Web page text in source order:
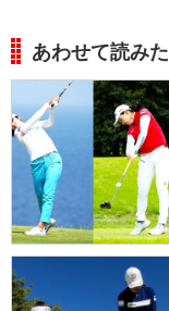
あわせて読み